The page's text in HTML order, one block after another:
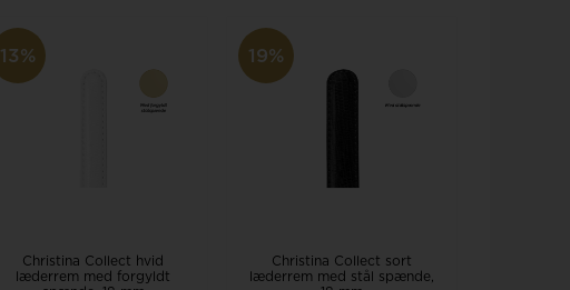
13%
Christina Collect hvid
læderrem med forgyldt
19%
Christina Collect sort
læderrem med stål spænde,